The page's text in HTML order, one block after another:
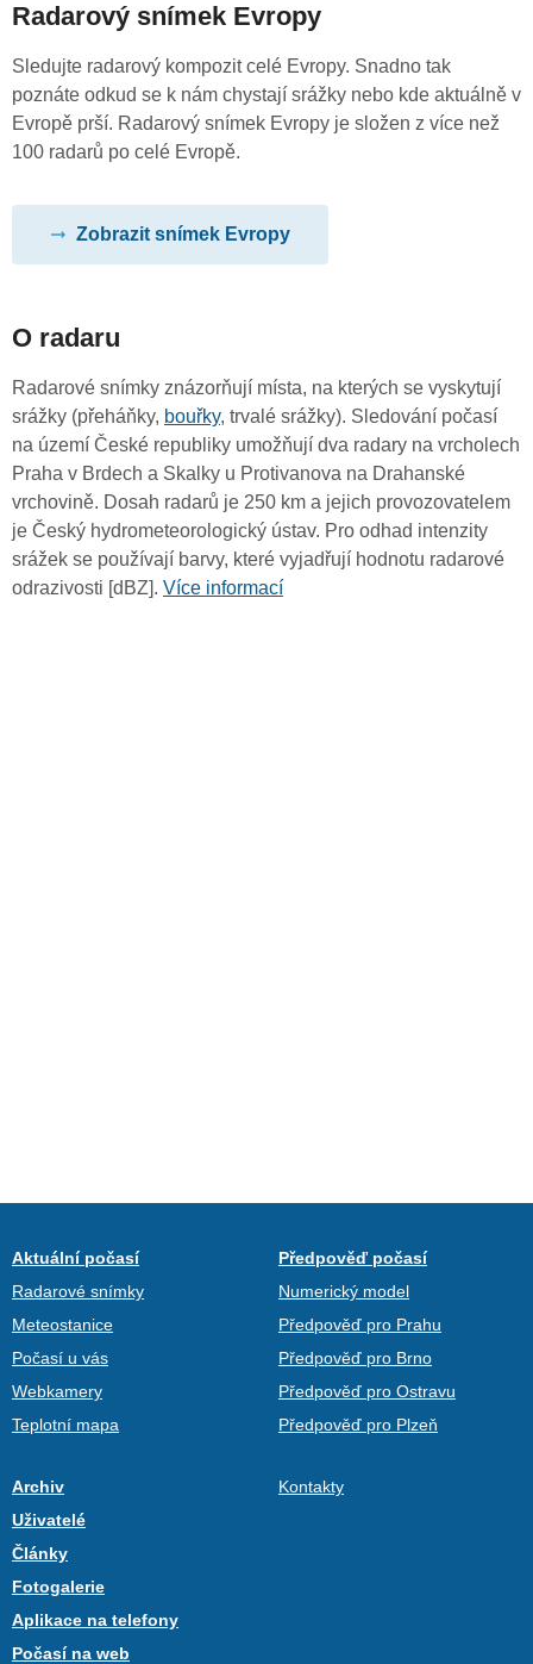
Radarový snímek Evropy
Sledujte radarový kompozit celé Evropy. Snadno tak
poznáte odkud se k nám chystají srážky nebo kde aktuálně v
Evropě prší. Radarový snímek Evropy je složen z více než
100 radarů po celé Evropě.
Zobrazit snímek Evropy
O radaru
Radarové snímky znázorňují místa, na kterých se vyskytují
srážky (přeháňky, bouřky, trvalé srážky). Sledování počasí
na území České republiky umožňují dva radary na vrcholech
Praha v Brdech a Skalky u Protivanova na Drahanské
vrchovině. Dosah radarů je 250 km a jejich provozovatelem
je Český hydrometeorologický ústav. Pro odhad intenzity
srážek se používají barvy, které vyjadřují hodnotu radarové
odrazivosti [dBZ]. Více informací
Aktuální počasí
Radarové snímky
Meteostanice
Počasí u vás
Webkamery
Teplotní mapa
Předpověď počasí
Numerický model
Předpověď pro Prahu
Předpověď pro Brno
Předpověď pro Ostravu
Předpověď pro Plzeň
Archiv
Uživatelé
Články
Fotogalerie
Aplikace na telefony
Počasí na web
Kontakty